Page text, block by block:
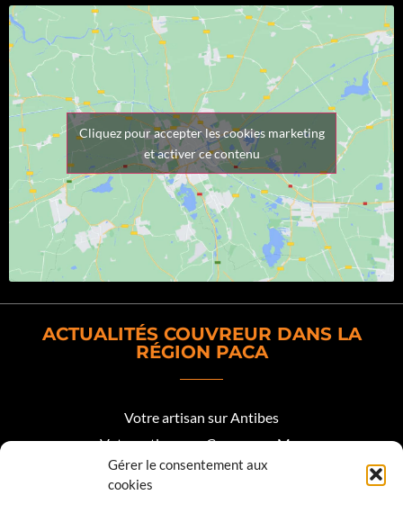
Gérer le consentement aux
cookies
Cliquez pour accepter les cookies marketing
et activer ce contenu
ACTUALITÉS COUVREUR DANS LA
RÉGION PACA
Votre artisan sur Antibes
Votre artisan sur Cagnes sur Mer
Votre artisan sur Biot